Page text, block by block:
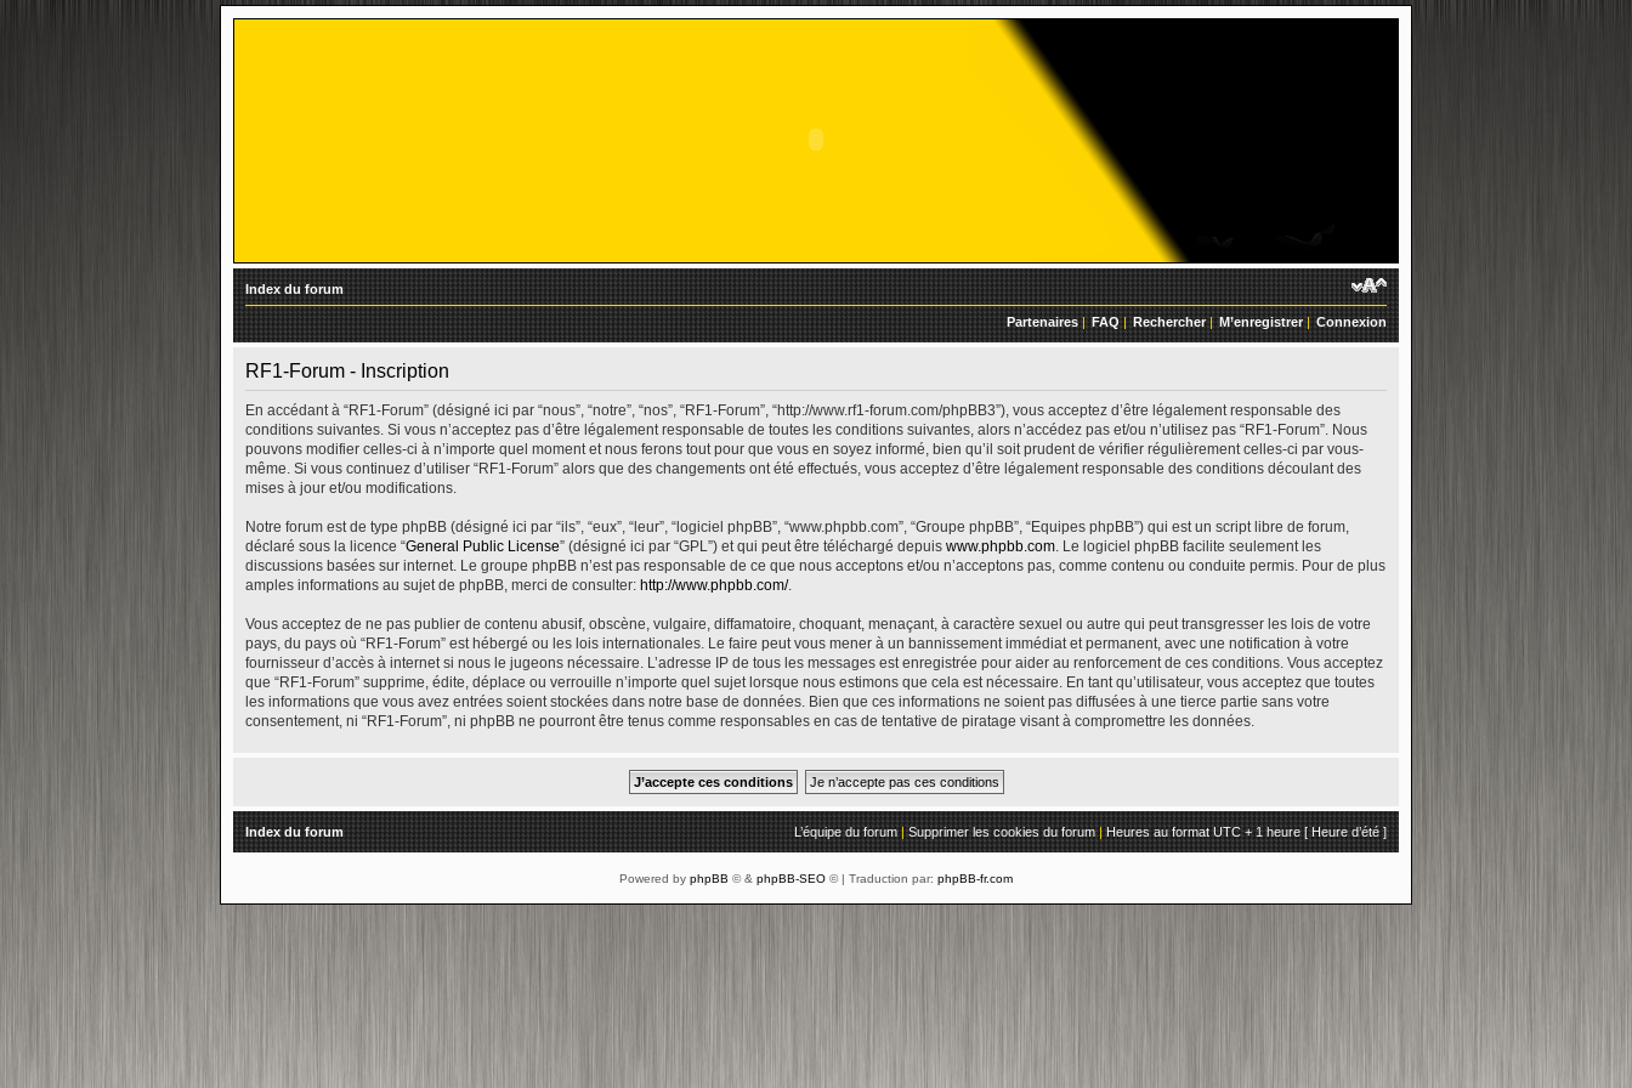
Index du forum
Partenaires| FAQ| Rechercher| M’enregistrer| Connexion
RF1-Forum - Inscription
En accédant à “RF1-Forum” (désigné ici par “nous”, “notre”, “nos”, “RF1-Forum”, “http://www.rf1-forum.com/phpBB3”), vous acceptez d’être légalement responsable des
conditions suivantes. Si vous n’acceptez pas d’être légalement responsable de toutes les conditions suivantes, alors n’accédez pas et/ou n’utilisez pas “RF1-Forum”. Nous
pouvons modifier celles-ci à n’importe quel moment et nous ferons tout pour que vous en soyez informé, bien qu’il soit prudent de vérifier régulièrement celles-ci par vous-
même. Si vous continuez d’utiliser “RF1-Forum” alors que des changements ont été effectués, vous acceptez d’être légalement responsable des conditions découlant des
mises à jour et/ou modifications.
Notre forum est de type phpBB (désigné ici par “ils”, “eux”, “leur”, “logiciel phpBB”, “www.phpbb.com”, “Groupe phpBB”, “Equipes phpBB”) qui est un script libre de forum,
déclaré sous la licence “General Public License” (désigné ici par “GPL”) et qui peut être téléchargé depuis www.phpbb.com. Le logiciel phpBB facilite seulement les
discussions basées sur internet. Le groupe phpBB n’est pas responsable de ce que nous acceptons et/ou n’acceptons pas, comme contenu ou conduite permis. Pour de plus
amples informations au sujet de phpBB, merci de consulter: http://www.phpbb.com/.
Vous acceptez de ne pas publier de contenu abusif, obscène, vulgaire, diffamatoire, choquant, menaçant, à caractère sexuel ou autre qui peut transgresser les lois de votre
pays, du pays où “RF1-Forum” est hébergé ou les lois internationales. Le faire peut vous mener à un bannissement immédiat et permanent, avec une notification à votre
fournisseur d’accès à internet si nous le jugeons nécessaire. L’adresse IP de tous les messages est enregistrée pour aider au renforcement de ces conditions. Vous acceptez
que “RF1-Forum” supprime, édite, déplace ou verrouille n’importe quel sujet lorsque nous estimons que cela est nécessaire. En tant qu’utilisateur, vous acceptez que toutes
les informations que vous avez entrées soient stockées dans notre base de données. Bien que ces informations ne soient pas diffusées à une tierce partie sans votre
consentement, ni “RF1-Forum”, ni phpBB ne pourront être tenus comme responsables en cas de tentative de piratage visant à compromettre les données.
Index du forum L’équipe du forum |Supprimer les cookies du forum|Heures au format UTC + 1 heure [ Heure d’été ]
Powered by phpBB © & phpBB-SEO © | Traduction par: phpBB-fr.com